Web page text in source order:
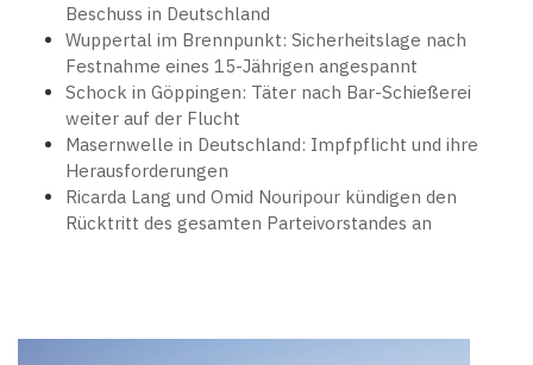
Beschuss in Deutschland
Wuppertal im Brennpunkt: Sicherheitslage nach
Festnahme eines 15-Jährigen angespannt
Schock in Göppingen: Täter nach Bar-Schießerei
weiter auf der Flucht
Masernwelle in Deutschland: Impfpflicht und ihre
Herausforderungen
Ricarda Lang und Omid Nouripour kündigen den
Rücktritt des gesamten Parteivorstandes an